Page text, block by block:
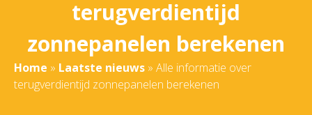
terugverdientijd
zonnepanelen berekenen
Home » Laatste nieuws » Alle informatie over
terugverdientijd zonnepanelen berekenen